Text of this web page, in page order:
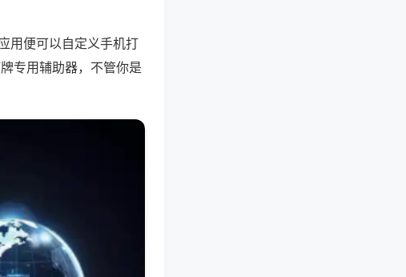
用便可以自定义手机打
专用辅助器，不管你是